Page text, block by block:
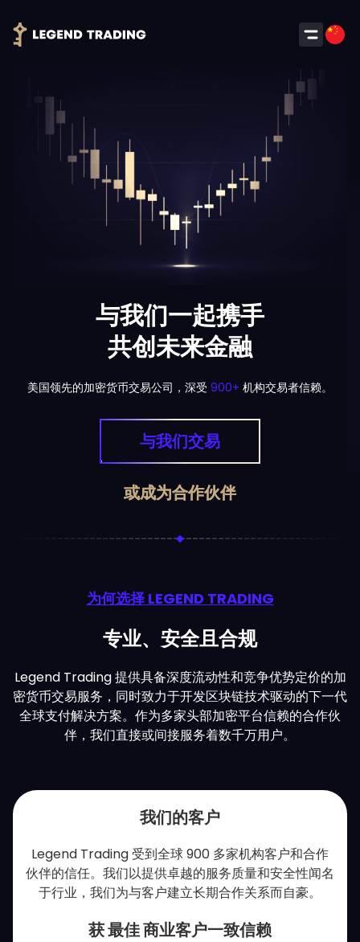
与我们一起携手
共创未来金融
美国领先的加密货币交易公司，深受 900+ 机构交易者信赖。
与我们交易
或成为合作伙伴
为何选择 LEGEND TRADING
专业、安全且合规
Legend Trading 提供具备深度流动性和竞争优势定价的加
密货币交易服务，同时致力于开发区块链技术驱动的下一代
全球支付解决方案。作为多家头部加密平台信赖的合作伙
伴，我们直接或间接服务着数千万用户。
我们的客户
Legend Trading 受到全球 900 多家机构客户和合作
伙伴的信任。我们以提供卓越的服务质量和安全性闻名
于行业，我们为与客户建立长期合作关系而自豪。
获最佳商业客户一致信赖